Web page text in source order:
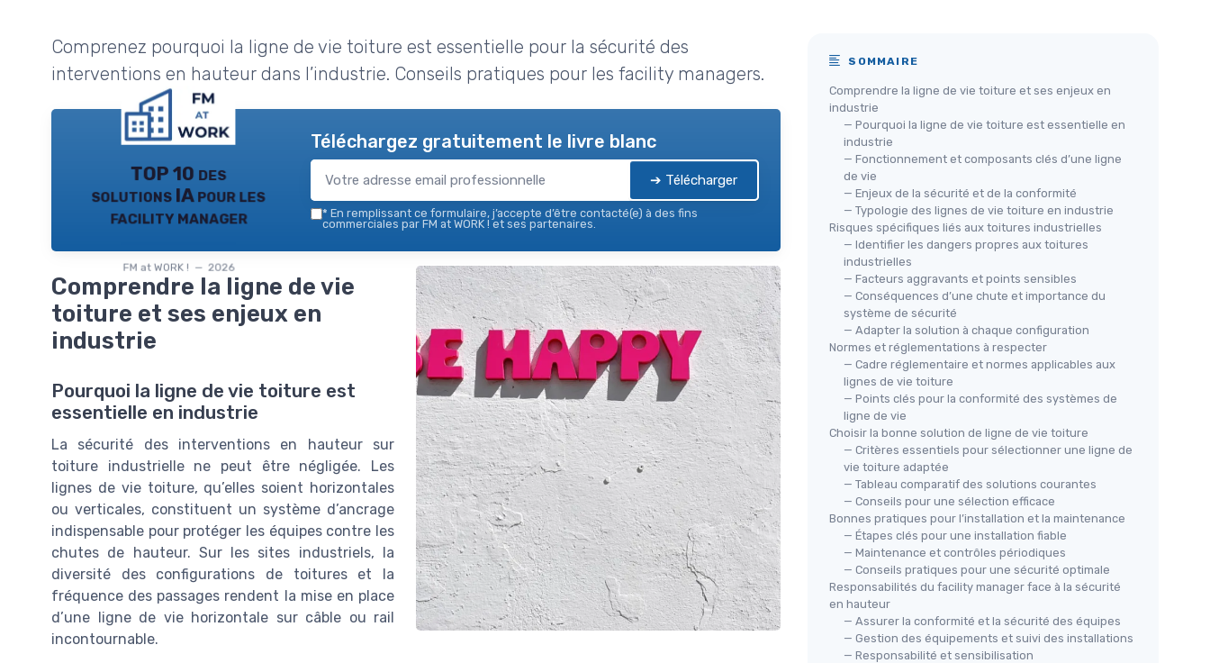
Comprenez pourquoi la ligne de vie toiture est essentielle pour la sécurité des
interventions en hauteur dans l’industrie. Conseils pratiques pour les facility managers.
TOP 10 des
solutions IA pour les
facility manager
FM at WORK ! — 2026
Téléchargez gratuitement le livre blanc
➔ Télécharger
* En remplissant ce formulaire, j’accepte d’être contacté(e) à des fins
commerciales par FM at WORK ! et ses partenaires.
Comprendre la ligne de vie
toiture et ses enjeux en
industrie
Pourquoi la ligne de vie toiture est
essentielle en industrie
La sécurité des interventions en hauteur sur
toiture industrielle ne peut être négligée. Les
lignes de vie toiture, qu’elles soient horizontales
ou verticales, constituent un système d’ancrage
indispensable pour protéger les équipes contre les
chutes de hauteur. Sur les sites industriels, la
diversité des configurations de toitures et la
fréquence des passages rendent la mise en place
d’une ligne de vie horizontale sur câble ou rail
incontournable.
SOMMAIRE
Comprendre la ligne de vie toiture et ses enjeux en
industrie
— Pourquoi la ligne de vie toiture est essentielle en
industrie
— Fonctionnement et composants clés d’une ligne
de vie
— Enjeux de la sécurité et de la conformité
— Typologie des lignes de vie toiture en industrie
Risques spécifiques liés aux toitures industrielles
— Identifier les dangers propres aux toitures
industrielles
— Facteurs aggravants et points sensibles
— Conséquences d’une chute et importance du
système de sécurité
— Adapter la solution à chaque configuration
Normes et réglementations à respecter
— Cadre réglementaire et normes applicables aux
lignes de vie toiture
— Points clés pour la conformité des systèmes de
ligne de vie
Choisir la bonne solution de ligne de vie toiture
— Critères essentiels pour sélectionner une ligne de
vie toiture adaptée
— Tableau comparatif des solutions courantes
— Conseils pour une sélection efficace
Bonnes pratiques pour l’installation et la maintenance
— Étapes clés pour une installation fiable
— Maintenance et contrôles périodiques
— Conseils pratiques pour une sécurité optimale
Responsabilités du facility manager face à la sécurité
en hauteur
— Assurer la conformité et la sécurité des équipes
— Gestion des équipements et suivi des installations
— Responsabilité et sensibilisation